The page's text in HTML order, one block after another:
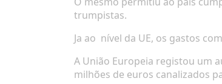
trumpistas.
Ja ao nível da UE, os gastos
A União Europeia registou um
milhões de euros canalizados